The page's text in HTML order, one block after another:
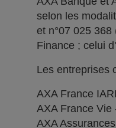
selon les
et n°07 025
Finance ; celui
Les entreprises
AXA France
AXA France Vie
AXA